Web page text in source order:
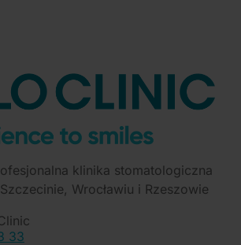
klinika stomatologiczna
Wrocławiu i Rzeszowie
33